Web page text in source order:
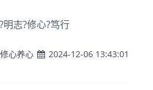
明志?修心?笃行
修心养心 2024-12-06 13:43:01